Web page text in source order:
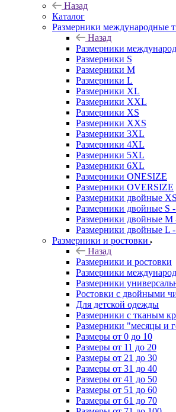
Назад
Каталог
Размерники международные
Назад
Размерники
Размерники S
Размерники M
Размерники L
Размерники XL
Размерники XXL
Размерники XS
Размерники XXS
Размерники 3XL
Размерники 4XL
Размерники 5XL
Размерники 6XL
Размерники ONESIZE
Размерники OVERSIZE
Размерники двойные
Размерники двойные S
Размерники двойные M
Размерники двойные L
Размерники и ростовки
Назад
Размерники и ростовки
Размерники
Размерники
Ростовки с двойными
Для детской одежды
Размерники с тканым
Размерники "месяцы и
Размеры от 0 до 10
Размеры от 11 до 20
Размеры от 21 до 30
Размеры от 31 до 40
Размеры от 41 до 50
Размеры от 51 до 60
Размеры от 61 до 70